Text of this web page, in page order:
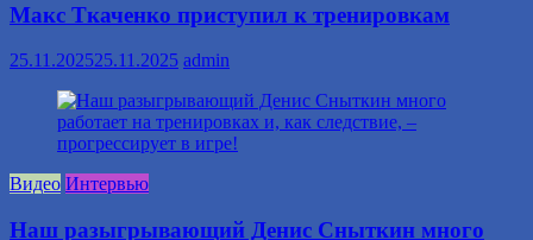
Макс Ткаченко приступил к тренировкам
25.11.202525.11.2025 admin
Видео Интервью
Наш разыгрывающий Денис Сныткин много